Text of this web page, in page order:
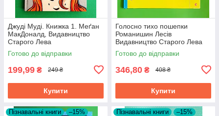
Джуді Муді. Книжка 1. Меґан
МакДоналд, Видавництво
Старого Лева
Готово до відправки
199,99 ₴ 249 ₴
Купити
Голосно тихо пошепки
Романишин Лесів
Видавництво Старого Лева
Готово до відправки
346,80 ₴ 408 ₴
Купити
Пізнавальні книги –15% Пізнавальні книги –15%